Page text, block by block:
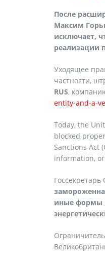
После
Максим
исключает,
реализации
Уходящее
частности,
RUS,
entity-and-a-
Today, the
blocked
Sanctions Act
information,
иные формы